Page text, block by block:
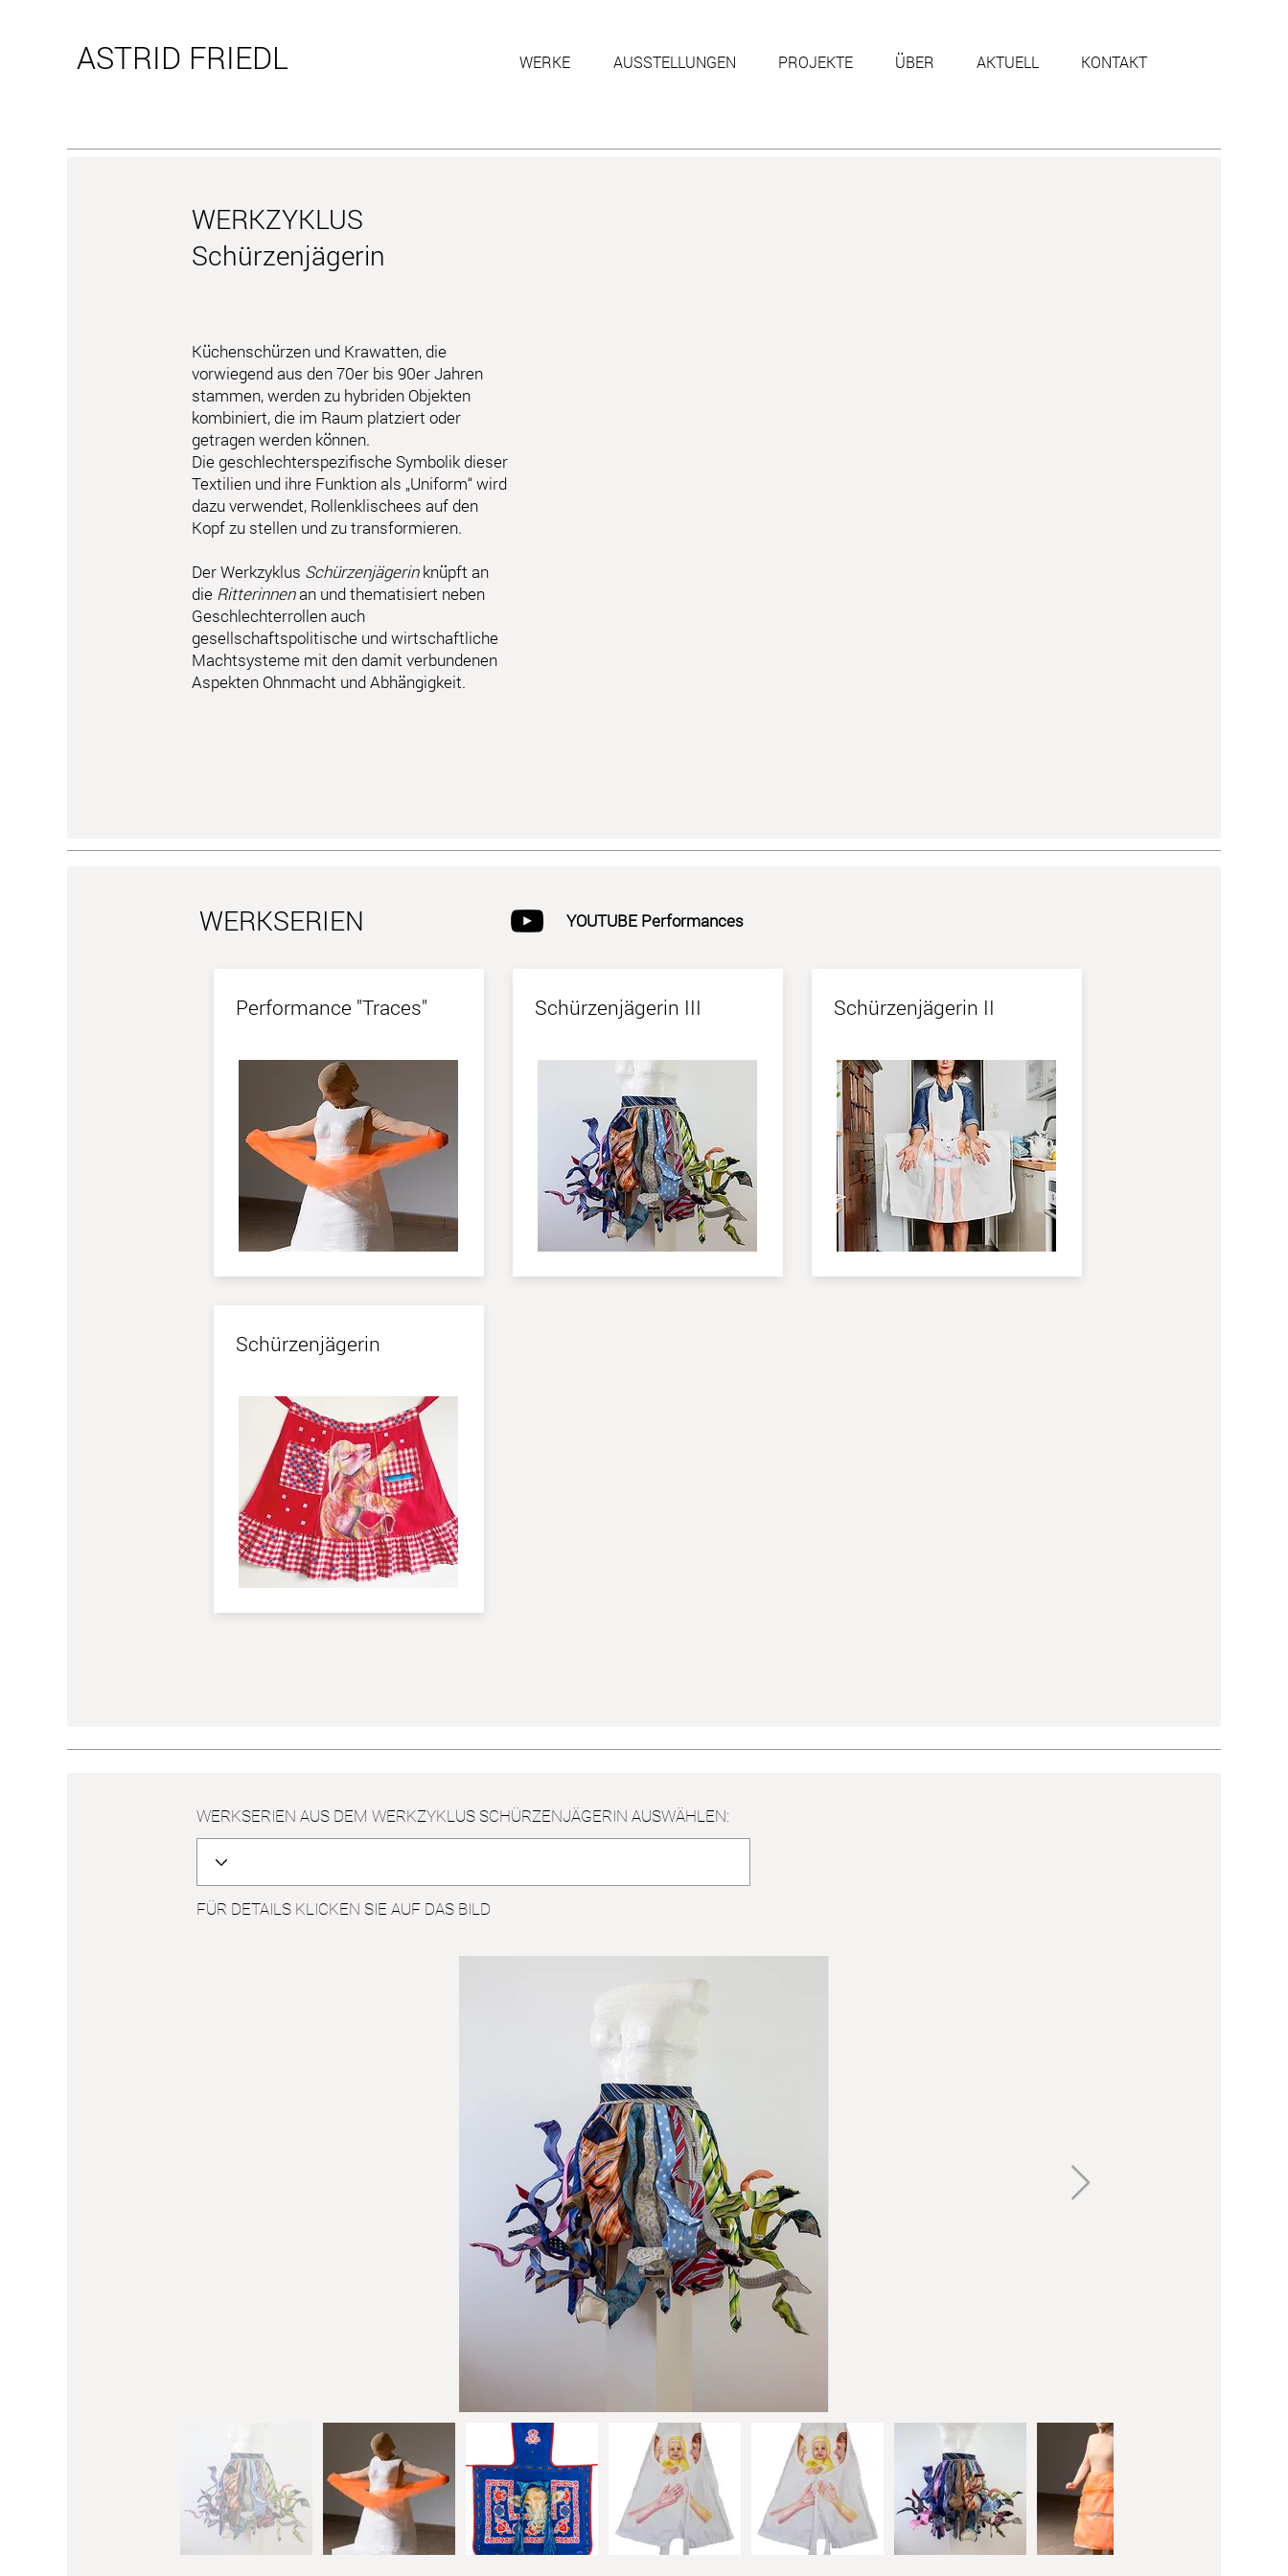
ASTRID FRIEDL WERKE AUSSTELLUNGEN PROJEKTE ÜBER AKTUELL KONTAKT
WERKZYKLUS
Schürzenjägerin
Küchenschürzen und Krawatten, die
vorwiegend aus den 70er bis 90er Jahren
stammen, werden zu hybriden Objekten
kombiniert, die im Raum platziert oder
getragen werden können.
Die geschlechterspezifische Symbolik dieser
Textilien und ihre Funktion als „Uniform“ wird
dazu verwendet, Rollenklischees auf den
Kopf zu stellen und zu transformieren.
Der Werkzyklus Schürzenjägerinknüpft an
die Ritterinnenan und thematisiert neben
Geschlechterrollen auch
gesellschaftspolitische und wirtschaftliche
Machtsysteme mit den damit verbundenen
Aspekten Ohnmacht und Abhängigkeit.
WERKSERIEN YOUTUBE Performances
Performance "Traces"
Schürzenjägerin
Schürzenjägerin III Schürzenjägerin II
WERKSERIEN AUS DEM WERKZYKLUS SCHÜRZENJÄGERIN AUSWÄHLEN:
FÜR DETAILS KLICKEN SIE AUF DAS BILD